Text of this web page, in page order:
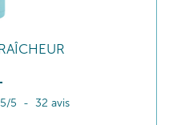
/5 - 32 avis